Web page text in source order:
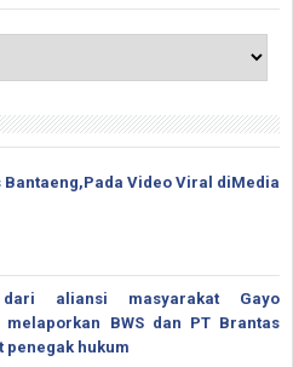
Bantaeng,Pada Video Viral diMedia
aliansi masyarakat Gayo
melaporkan BWS dan PT Brantas
penegak hukum